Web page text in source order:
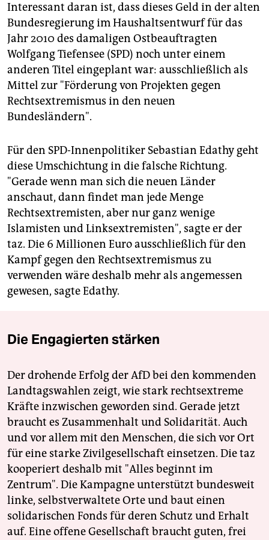
Interessant daran ist, dass dieses Geld in der alten
Bundesregierung im Haushaltsentwurf für das
Jahr 2010 des damaligen Ostbeauftragten
Wolfgang Tiefensee (SPD) noch unter einem
anderen Titel eingeplant war: ausschließlich als
Mittel zur "Förderung von Projekten gegen
Rechtsextremismus in den neuen
Bundesländern".
Für den SPD-Innenpolitiker Sebastian Edathy geht
diese Umschichtung in die falsche Richtung.
"Gerade wenn man sich die neuen Länder
anschaut, dann findet man jede Menge
Rechtsextremisten, aber nur ganz wenige
Islamisten und Linksextremisten", sagte er der
taz. Die 6 Millionen Euro ausschließlich für den
Kampf gegen den Rechtsextremismus zu
verwenden wäre deshalb mehr als angemessen
gewesen, sagte Edathy.
Die Engagierten stärken
Der drohende Erfolg der AfD bei den kommenden
Landtagswahlen zeigt, wie stark rechtsextreme
Kräfte inzwischen geworden sind. Gerade jetzt
braucht es Zusammenhalt und Solidarität. Auch
und vor allem mit den Menschen, die sich vor Ort
für eine starke Zivilgesellschaft einsetzen. Die taz
kooperiert deshalb mit "Alles beginnt im
Zentrum". Die Kampagne unterstützt bundesweit
linke, selbstverwaltete Orte und baut einen
solidarischen Fonds für deren Schutz und Erhalt
auf. Eine offene Gesellschaft braucht guten, frei